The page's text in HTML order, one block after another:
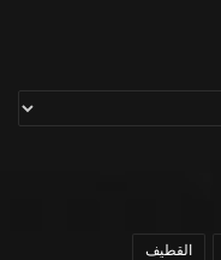
القطيف